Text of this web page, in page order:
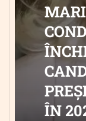
ÎN